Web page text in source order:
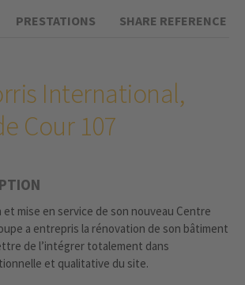
PRESTATIONS SHARE REFERENCE
International,
Cour 107
mise en service de son nouveau Centre
a entrepris la rénovation de son bâtiment
de l’intégrer totalement dans
et qualitative du site.